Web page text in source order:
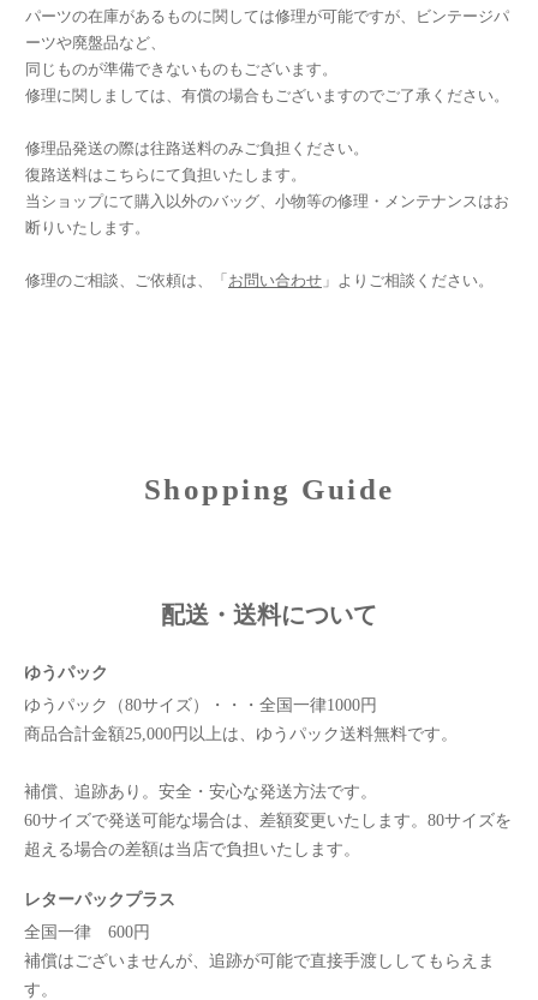
パーツの在庫があるものに関しては修理が可能ですが、ビンテージパ
ーツや廃盤品など、
同じものが準備できないものもございます。
修理に関しましては、有償の場合もございますのでご了承ください。
修理品発送の際は往路送料のみご負担ください。
復路送料はこちらにて負担いたします。
当ショップにて購入以外のバッグ、小物等の修理・メンテナンスはお
断りいたします。
修理のご相談、ご依頼は、「 お問い合わせ 」よりご相談ください。
Shopping Guide
配送・送料について
ゆうパック
ゆうパック（80サイズ）・・・全国一律1000円
商品合計金額25,000円以上は、ゆうパック送料無料です。
補償、追跡あり。安全・安心な発送方法です。
60サイズで発送可能な場合は、差額変更いたします。80サイズを
超える場合の差額は当店で負担いたします。
レターパックプラス
全国一律 600円
補償はございませんが、追跡が可能で直接手渡ししてもらえま
す。